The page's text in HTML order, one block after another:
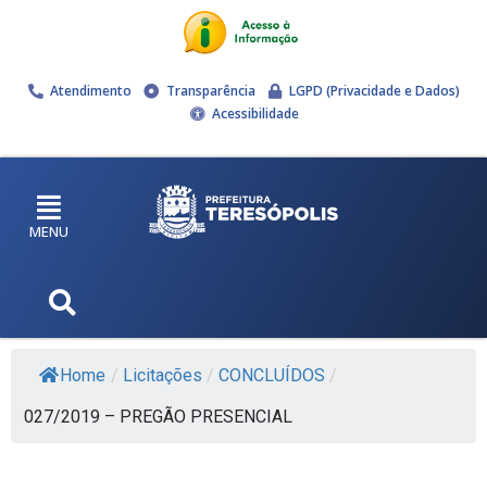
Atendimento Transparência
LGPD (Privacidade e Dados)
Acessibilidade
MENU
Home / Licitações / CONCLUÍDOS /
027/2019 – PREGÃO PRESENCIAL